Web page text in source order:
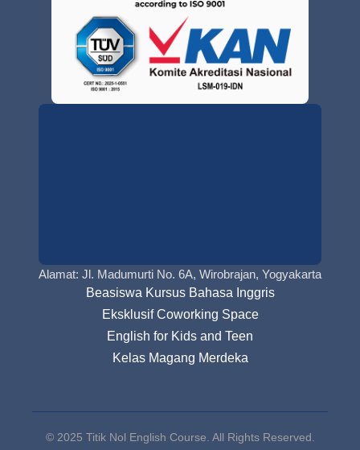
Alamat: Jl. Madumurti No. 6A, Wirobrajan, Yogyakarta
Beasiswa Kursus Bahasa Inggris
Eksklusif Coworking Space
English for Kids and Teen
Kelas Magang Merdeka
© 2025 Titik Nol English Course. All Rights Reserved.